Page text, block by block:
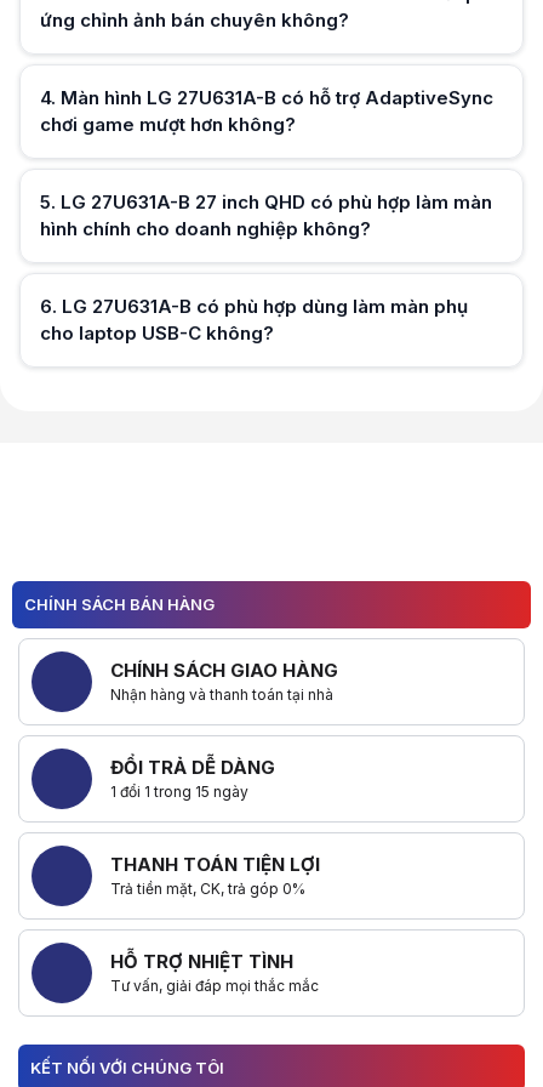
ứng chỉnh ảnh bán chuyên không?
4. Màn hình LG 27U631A-B có hỗ trợ AdaptiveSync
chơi game mượt hơn không?
5. LG 27U631A-B 27 inch QHD có phù hợp làm màn
hình chính cho doanh nghiệp không?
Hữu ích (0 )
6. LG 27U631A-B có phù hợp dùng làm màn phụ
cho laptop USB-C không?
CHÍNH SÁCH BÁN HÀNG
CHÍNH SÁCH GIAO HÀNG
Nhận hàng và thanh toán tại nhà
ĐỔI TRẢ DỄ DÀNG
1 đổi 1 trong 15 ngày
THANH TOÁN TIỆN LỢI
Trả tiền mặt, CK, trả góp 0%
HỖ TRỢ NHIỆT TÌNH
Tư vấn, giải đáp mọi thắc mắc
KẾT NỐI VỚI CHÚNG TÔI